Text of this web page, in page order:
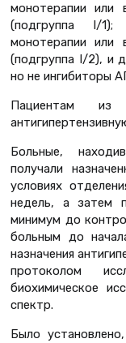
монотерапии или
(подгруппа I/
монотерапии или
(подгруппа I/2), и
но не ингибиторы
Пациентам
Больные,
получали
условиях
недель, а затем
минимум до
больным до
назначения
протоколом
биохимическое
спектр.
Было